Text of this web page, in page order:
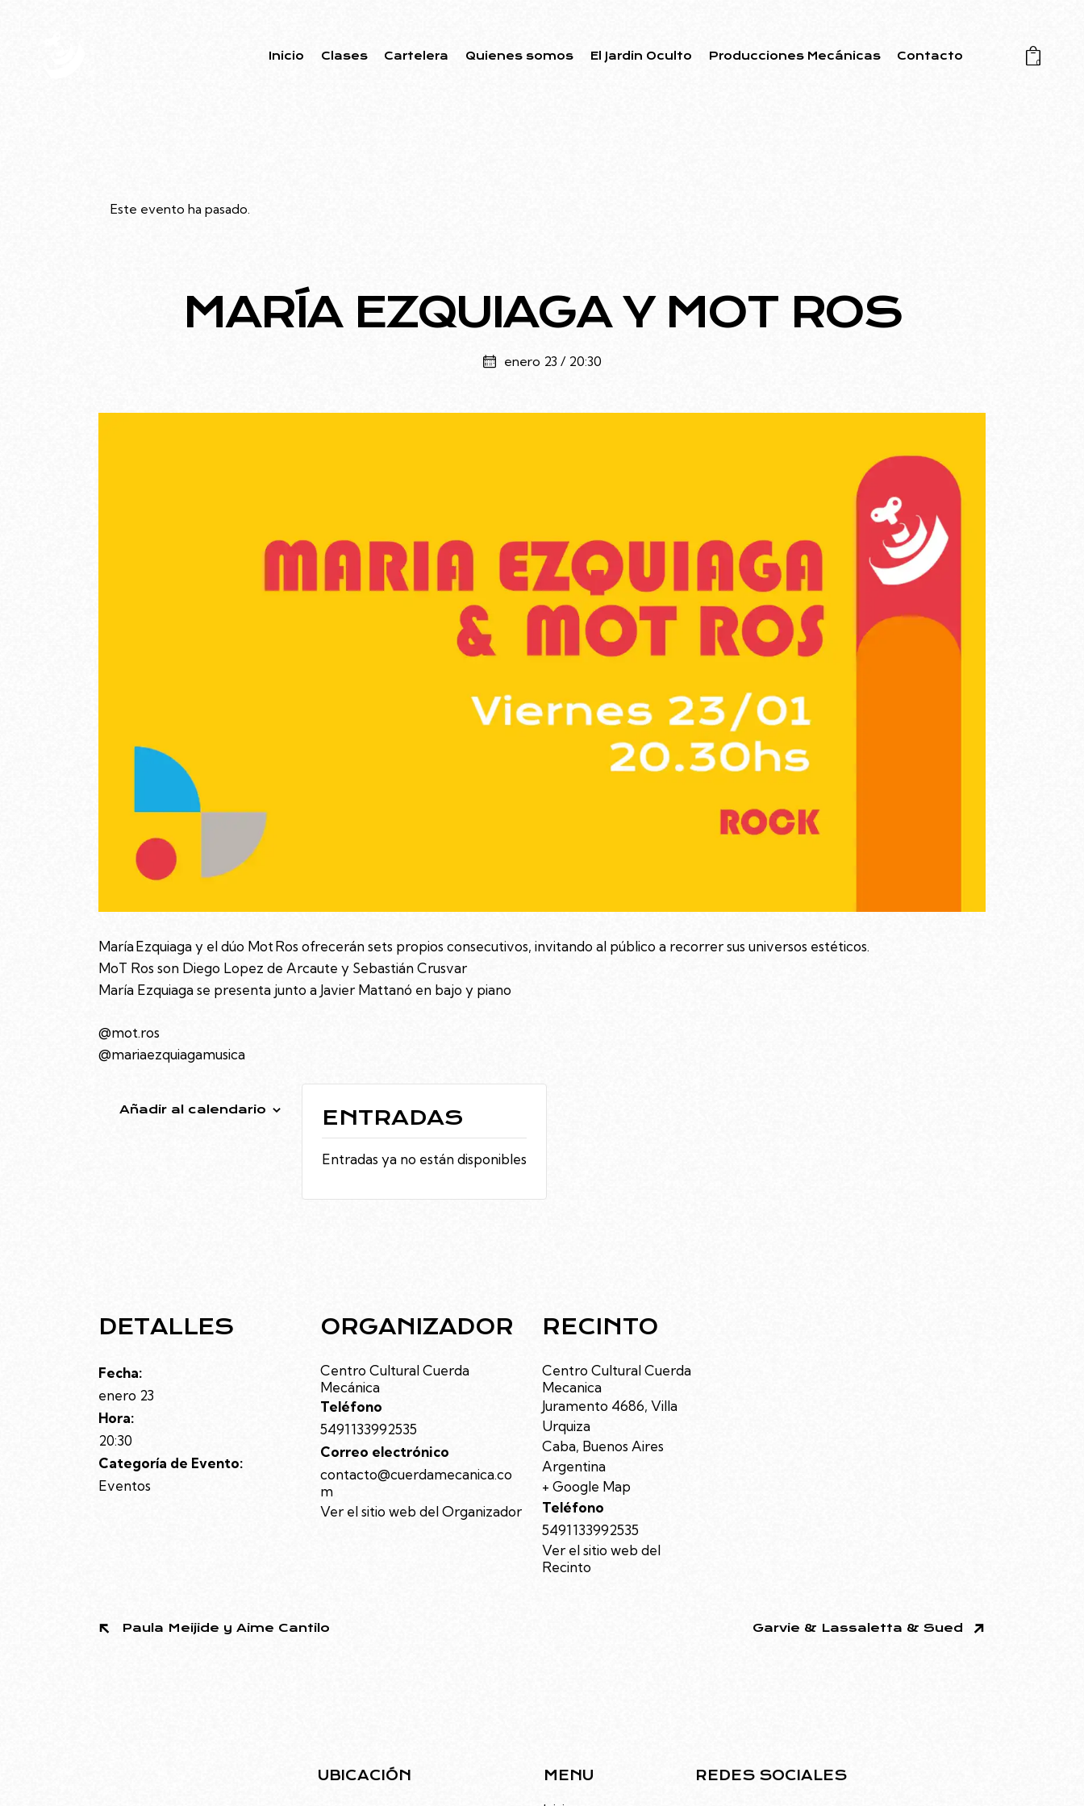
Inicio Clases Cartelera Quienes somos El Jardin Oculto Producciones Mecánicas Contacto
0
Este evento ha pasado.
MARÍA EZQUIAGA Y MOT ROS
enero 23 / 20:30
María Ezquiaga y el dúo Mot Ros ofrecerán sets propios consecutivos, invitando al público a recorrer sus universos estéticos.
MoT Ros son Diego Lopez de Arcaute y Sebastián Crusvar
María Ezquiaga se presenta junto a Javier Mattanó en bajo y piano
@mot.ros
@mariaezquiagamusica
Añadir al calendario
DETALLES
Fecha:
enero 23
Hora:
20:30
Categoría de Evento:
Eventos
ORGANIZADOR
Centro Cultural Cuerda
Mecánica
Teléfono
5491133992535
Correo electrónico
contacto@cuerdamecanica.co
m
Ver el sitio web del Organizador
RECINTO
Centro Cultural Cuerda
Mecanica
Juramento 4686, Villa
Urquiza
Caba, Buenos Aires
Argentina
+ Google Map
Teléfono
5491133992535
Ver el sitio web del
Recinto
ENTRADAS
Entradas ya no están disponibles
Paula Meijide y Aime Cantilo Garvie & Lassaletta & Sued
UBICACIÓN MENU REDES SOCIALES